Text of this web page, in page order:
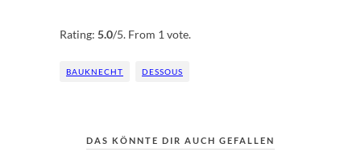
Rating: 5.0/5. From 1 vote.
BAUKNECHT DESSOUS
DAS KÖNNTE DIR AUCH GEFALLEN